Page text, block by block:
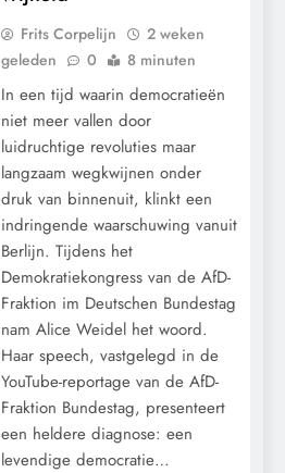
Frits Corpelijn
2 weken
geleden
0 8 minuten
In een tijd waarin democratieën
niet meer vallen door
luidruchtige revoluties maar
langzaam wegkwijnen onder
druk van binnenuit, klinkt een
indringende waarschuwing vanuit
Berlijn. Tijdens het
Demokratiekongress van de AfD-
Fraktion im Deutschen Bundestag
nam Alice Weidel het woord.
Haar speech, vastgelegd in de
YouTube-reportage van de AfD-
Fraktion Bundestag, presenteert
een heldere diagnose: een
levendige democratie…